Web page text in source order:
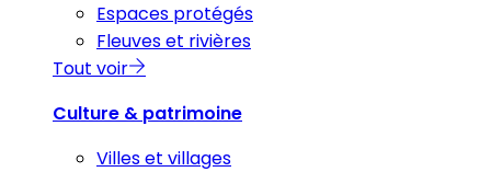
Espaces protégés
Fleuves et rivières
Tout voir
Culture & patrimoine
Villes et villages